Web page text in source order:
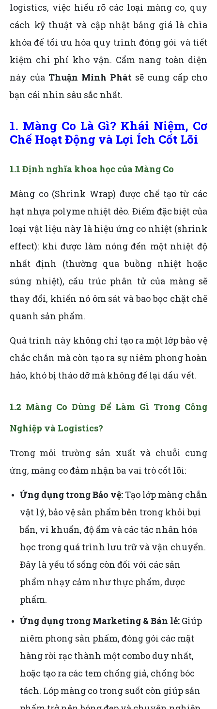
logistics, việc hiểu rõ các loại màng co, quy
cách kỹ thuật và cập nhật bảng giá là chìa
khóa để tối ưu hóa quy trình đóng gói và tiết
kiệm chi phí kho vận. Cẩm nang toàn diện
này của Thuận Minh Phát sẽ cung cấp cho
bạn cái nhìn sâu sắc nhất.
1. Màng Co Là Gì? Khái Niệm, Cơ
Chế Hoạt Động và Lợi Ích Cốt Lõi
1.1 Định nghĩa khoa học của Màng Co
Màng co (Shrink Wrap) được chế tạo từ các
hạt nhựa polyme nhiệt dẻo. Điểm đặc biệt của
loại vật liệu này là hiệu ứng co nhiệt (shrink
effect): khi được làm nóng đến một nhiệt độ
nhất định (thường qua buồng nhiệt hoặc
súng nhiệt), cấu trúc phân tử của màng sẽ
thay đổi, khiến nó ôm sát và bao bọc chặt chẽ
quanh sản phẩm.
Quá trình này không chỉ tạo ra một lớp bảo vệ
chắc chắn mà còn tạo ra sự niêm phong hoàn
hảo, khó bị tháo dỡ mà không để lại dấu vết.
1.2 Màng Co Dùng Để Làm Gì Trong Công
Nghiệp và Logistics?
Trong môi trường sản xuất và chuỗi cung
ứng, màng co đảm nhận ba vai trò cốt lõi:
Ứng dụng trong Bảo vệ: Tạo lớp màng chắn
vật lý, bảo vệ sản phẩm bên trong khỏi bụi
bẩn, vi khuẩn, độ ẩm và các tác nhân hóa
học trong quá trình lưu trữ và vận chuyển.
Đây là yếu tố sống còn đối với các sản
phẩm nhạy cảm như thực phẩm, dược
phẩm.
Ứng dụng trong Marketing & Bán lẻ: Giúp
niêm phong sản phẩm, đóng gói các mặt
hàng rời rạc thành một combo duy nhất,
hoặc tạo ra các tem chống giả, chống bóc
tách. Lớp màng co trong suốt còn giúp sản